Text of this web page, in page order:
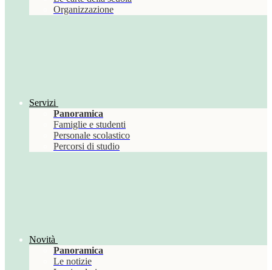
Organizzazione
Servizi
Panoramica
Famiglie e studenti
Personale scolastico
Percorsi di studio
Novità
Panoramica
Le notizie